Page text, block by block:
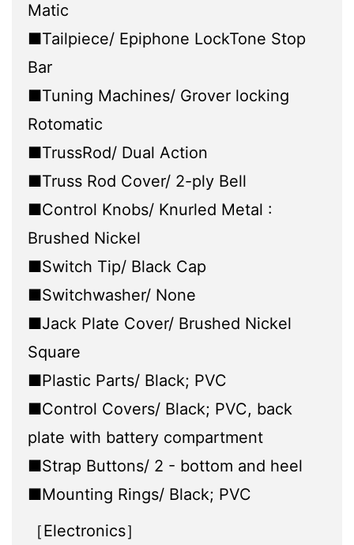
Matic
■Tailpiece/ Epiphone LockTone Stop
Bar
■Tuning Machines/ Grover locking
Rotomatic
■TrussRod/ Dual Action
■Truss Rod Cover/ 2-ply Bell
■Control Knobs/ Knurled Metal :
Brushed Nickel
■Switch Tip/ Black Cap
■Switchwasher/ None
■Jack Plate Cover/ Brushed Nickel
Square
■Plastic Parts/ Black; PVC
■Control Covers/ Black; PVC, back
plate with battery compartment
■Strap Buttons/ 2 - bottom and heel
■Mounting Rings/ Black; PVC
［Electronics］